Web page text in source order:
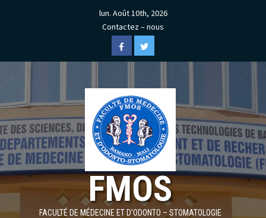
lun. Août 10th, 2026
Contactez – nous
FacebookTwitter
FMOS
FACULTÉ DE MÉDECINE ET D'ODONTO – STOMATOLOGIE